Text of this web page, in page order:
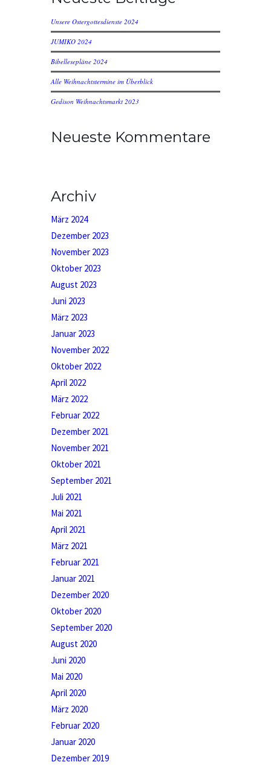
Unsere Ostergottesdienste 2024
JUMIKO 2024
Bibellesepläne 2024
Alle Weihnachtstermine im Überblick
Gedison Weihnachtsmarkt 2023
Neueste Kommentare
Archiv
März 2024
Dezember 2023
November 2023
Oktober 2023
August 2023
Juni 2023
März 2023
Januar 2023
November 2022
Oktober 2022
April 2022
März 2022
Februar 2022
Dezember 2021
November 2021
Oktober 2021
September 2021
Juli 2021
Mai 2021
April 2021
März 2021
Februar 2021
Januar 2021
Dezember 2020
Oktober 2020
September 2020
August 2020
Juni 2020
Mai 2020
April 2020
März 2020
Februar 2020
Januar 2020
Dezember 2019